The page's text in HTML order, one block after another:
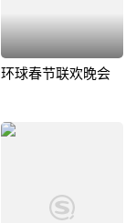
环球春节联欢晚会